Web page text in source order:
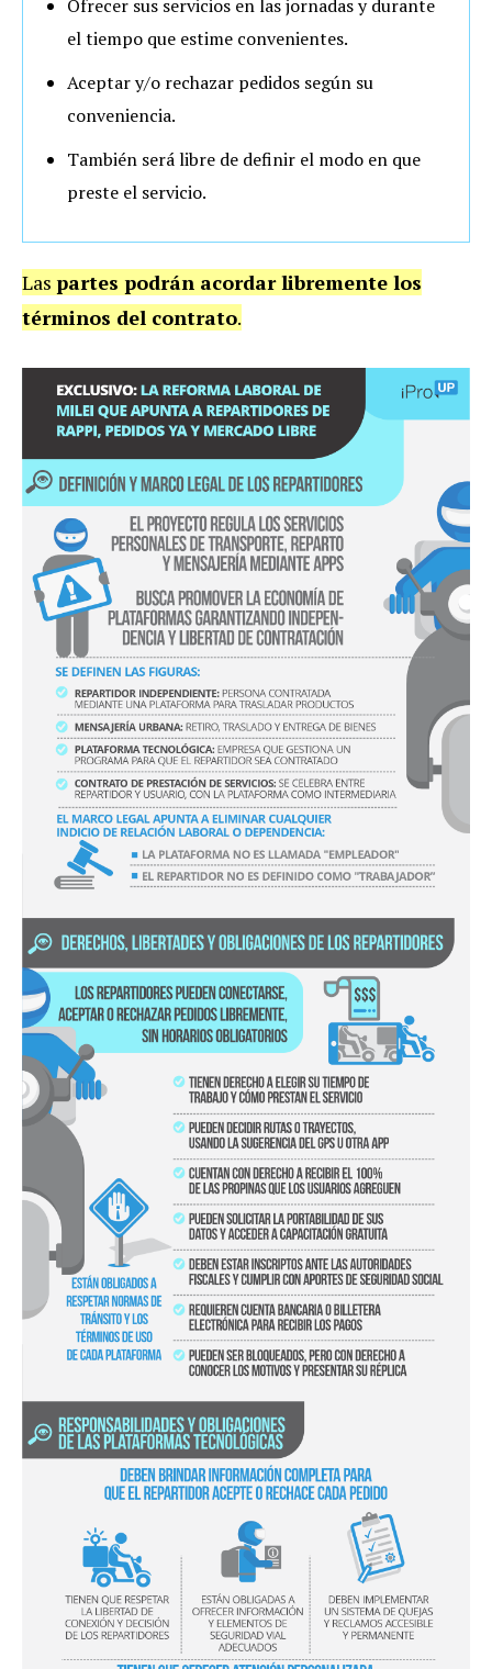
Ofrecer sus servicios en las jornadas y durante
el tiempo que estime convenientes.
Aceptar y/o rechazar pedidos según su
conveniencia.
También será libre de definir el modo en que
preste el servicio.
Las partes podrán acordar libremente los
términos del contrato.